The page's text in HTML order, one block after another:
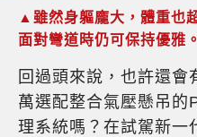
▲雖然身軀龐大，體重也
面對彎道時仍可保持優雅。
回過頭來說，也許還
萬選配整合氣壓懸吊的
理系統嗎？在試駕新一